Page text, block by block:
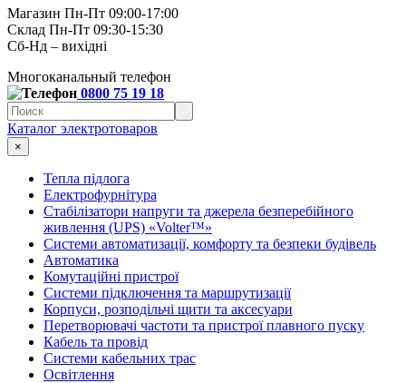
Магазин Пн-Пт 09:00-17:00
Склад Пн-Пт 09:30-15:30
Сб-Нд – вихідні
Многоканальный телефон
0800 75 19 18
Каталог электротоваров
×
Тепла підлога
Електрофурнітура
Cтабілізатори напруги та джерела безперебійного
живлення (UPS) «Volter™»
Системи автоматизації, комфорту та безпеки будівель
Автоматика
Комутаційні пристрої
Системи підключення та маршрутизації
Корпуси, розподільчі щити та аксесуари
Перетворювачі частоти та пристрої плавного пуску
Кабель та провід
Системи кабельних трас
Освітлення